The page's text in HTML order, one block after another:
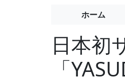
ホーム
日本初
「